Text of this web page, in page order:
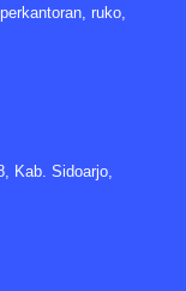
ruko,
Kab. Sidoarjo,